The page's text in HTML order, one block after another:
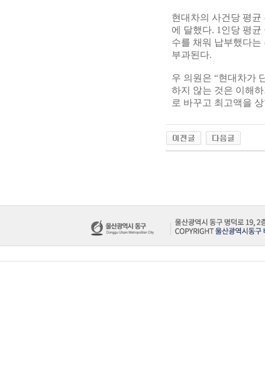
현대차의 사건당 평균
에 달했다. 1인당 평
수를 채워 납부했다
부과된다.
우 의원은 “현대차가
하지 않는 것은 이해
로 바꾸고 최고액을